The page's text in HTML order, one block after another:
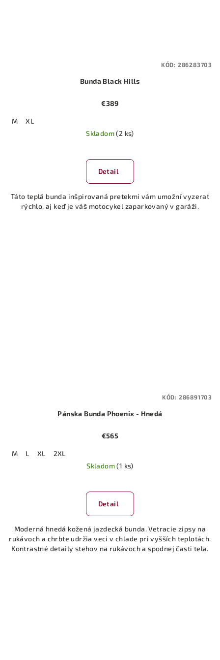
Bunda Black Hills
€389
M
XL
Skladom(2 ks)
Detail
Táto teplá bunda inšpirovaná pretekmi vám umožní vyzerať
rýchlo, aj keď je váš motocykel zaparkovaný v garáži.
KÓD: 286283703
Pánska Bunda Phoenix - Hnedá
€565
M L XL
2XL
Skladom(1 ks)
Detail
Moderná hnedá kožená jazdecká bunda. Vetracie zipsy na
rukávoch a chrbte udržia veci v chlade pri vyšších teplotách.
Kontrastné detaily stehov na rukávoch a spodnej časti tela.
KÓD: 286891703